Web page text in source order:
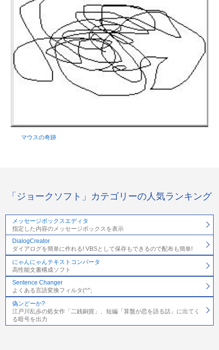
マウスの奇跡
「ジョークソフト」カテゴリーの人気ランキング
メッセージボックスエディタ
指定した内容のメッセージボックスを表示
DialogCreator
ダイアログを簡単に作れる! VBSとして保存もできるので配布も簡単!
にゃんにゃんテキストコンバータ
高性能文書構成ソフト
Sentence Changer
よくある言語変換フィルタ(^^;
偽ンどーか?
江戸川乱歩の処女作「二銭銅貨」、短編「算盤が恋を語る話」に出てく
る暗号を出力